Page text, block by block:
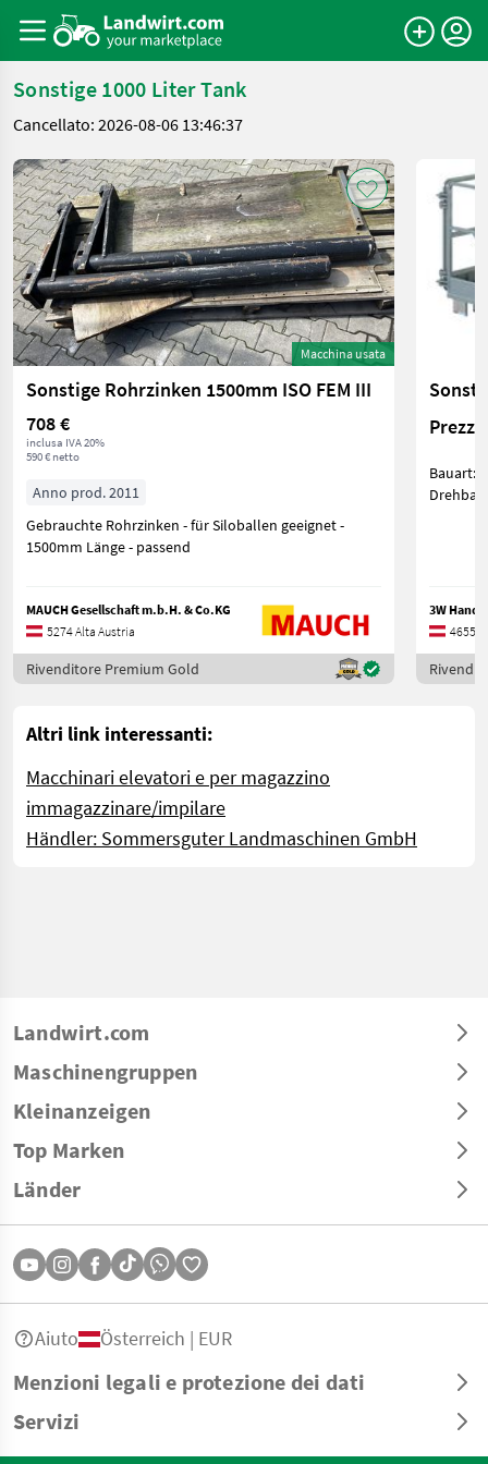
Sonstige 1000 Liter Tank
Cancellato: 2026-08-06 13:46:37
Macchina usata
Sonstige Rohrzinken 1500mm ISO FEM III
708 €
inclusa IVA 20%
590 € netto
Anno prod. 2011
Gebrauchte Rohrzinken - für Siloballen geeignet -
1500mm Länge - passend
MAUCH Gesellschaft m.b.H. & Co.KG
5274 Alta Austria
Rivenditore Premium Gold
Bauart:
3W
4655
Altri link interessanti:
Macchinari elevatori e per magazzino
immagazzinare/impilare
Händler: Sommersguter Landmaschinen GmbH
Landwirt.com
Maschinengruppen
Kleinanzeigen
Top Marken
Länder
Menzioni legali e protezione dei dati
Servizi
Aiuto Österreich | EUR